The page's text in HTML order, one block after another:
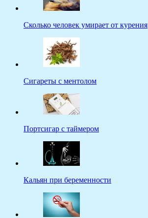
Сколько человек умирает от курения
Сигареты с ментолом
Портсигар с таймером
Кальян при беременности